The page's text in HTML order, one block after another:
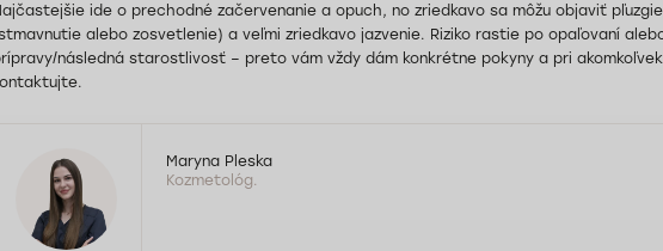
ide o prechodné začervenanie a opuch, no zriedkavo sa môžu objaviť
alebo zosvetlenie) a veľmi zriedkavo jazvenie. Riziko rastie po opaľovaní
následná starostlivosť – preto vám vždy dám konkrétne pokyny a pri
Maryna Pleska
Kozmetológ.